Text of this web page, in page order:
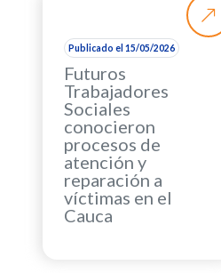
Publicado el 15/05/2026
Futuros
Trabajadores
Sociales
conocieron
procesos de
atención y
reparación a
víctimas en el
Cauca